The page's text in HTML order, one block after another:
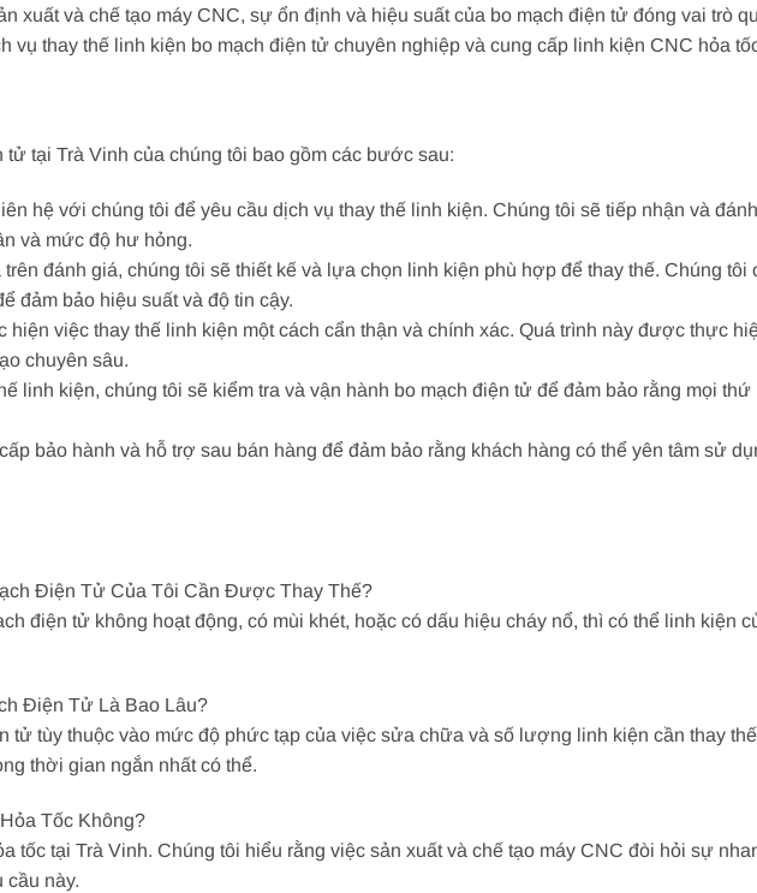
xuất và chế tạo máy CNC, sự ổn định và hiệu suất của bo mạch điện tử đóng vai trò
vụ thay thế linh kiện bo mạch điện tử chuyên nghiệp và cung cấp linh kiện CNC hỏa
tại Trà Vinh của chúng tôi bao gồm các bước sau:
hệ với chúng tôi để yêu cầu dịch vụ thay thế linh kiện. Chúng tôi sẽ tiếp nhận và
và mức độ hư hỏng.
đánh giá, chúng tôi sẽ thiết kế và lựa chọn linh kiện phù hợp để thay thế. Chúng tôi
đảm bảo hiệu suất và độ tin cậy.
hiện việc thay thế linh kiện một cách cẩn thận và chính xác. Quá trình này được thực
chuyên sâu.
linh kiện, chúng tôi sẽ kiểm tra và vận hành bo mạch điện tử để đảm bảo rằng mọi thứ
bảo hành và hỗ trợ sau bán hàng để đảm bảo rằng khách hàng có thể yên tâm sử
Điện Tử Của Tôi Cần Được Thay Thế?
điện tử không hoạt động, có mùi khét, hoặc có dấu hiệu cháy nổ, thì có thể linh kiện
Điện Tử Là Bao Lâu?
tử tùy thuộc vào mức độ phức tạp của việc sửa chữa và số lượng linh kiện cần thay
thời gian ngắn nhất có thể.
Tốc Không?
tốc tại Trà Vinh. Chúng tôi hiểu rằng việc sản xuất và chế tạo máy CNC đòi hỏi sự
cầu này.